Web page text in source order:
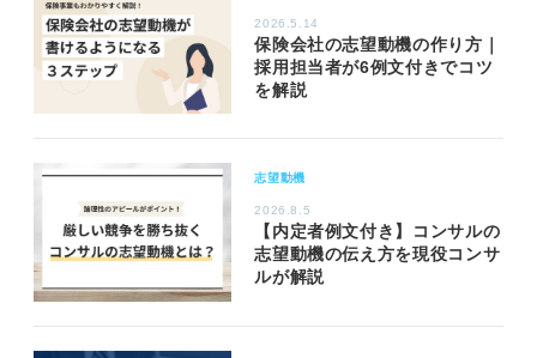
2026.5.14
保険会社の志望動機の作り方｜
採用担当者が6例文付きでコツ
を解説
志望動機
2026.8.5
【内定者例文付き】コンサルの
志望動機の伝え方を現役コンサ
ルが解説